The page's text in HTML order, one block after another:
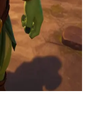
一场休战谈判。来自
方绑架了王室继承
营的宣誓证词，并有
娜能暂时稳住局势，
。如果你选择不当，其
空地，双方都在等待